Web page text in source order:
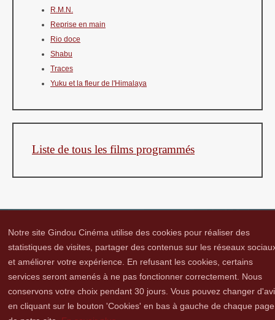
R.M.N.
Reprise en main
Rio doce
Shabu
Traces
Yuku et la fleur de l'Himalaya
Liste de tous les films programmés
Gindou Cinéma Contacts Lettre d'infos Réseaux sociaux Partenaires
Notre site Gindou Cinéma utilise des cookies pour réaliser des
statistiques de visites, partager des contenus sur les réseaux
et améliorer votre expérience. En refusant les cookies, certains
services seront amenés à ne pas fonctionner correctement. Nous
conservons votre choix pendant 30 jours. Vous pouvez changer
en cliquant sur le bouton 'Cookies' en bas à gauche de chaque page